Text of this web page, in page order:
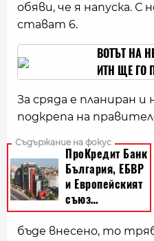
обяви, че я напуска.
стават 6.
ВОТЪТ НА
ИТН ЩЕ ГО
За сряда е планиран
подкрепа на
бъде внесено, то